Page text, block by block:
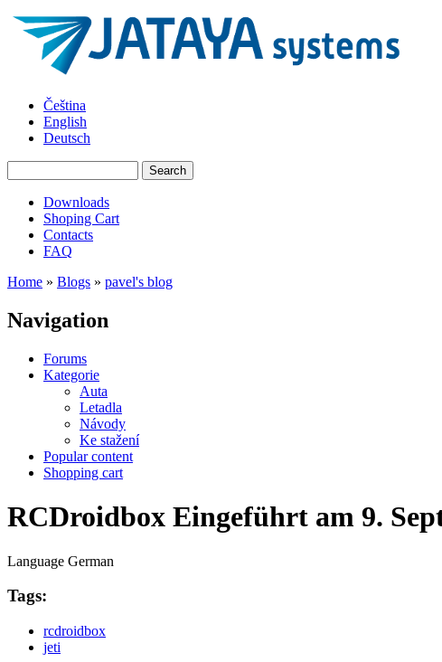
Skip to main content
systems -
elektronika
pro RC
Čeština
English
Deutsch
Main menu
Downloads
Shoping Cart
Contacts
FAQ
Home » Blogs » pavel's blog
Navigation
Forums
Kategorie
Auta
Letadla
Návody
Ke stažení
Popular content
Shopping cart
RCDroidbox Eingeführt am 9.
Language German
Tags:
rcdroidbox
jeti